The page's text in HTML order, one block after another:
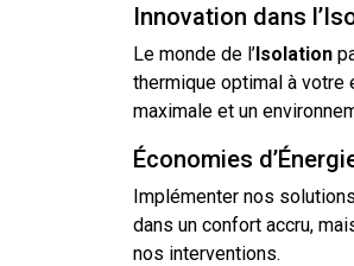
Innovation dans
Le monde de l’Isolation
thermique optimal à votre
maximale et un
Économies
Implémenter nos solutions
dans un confort accru,
nos interventions.